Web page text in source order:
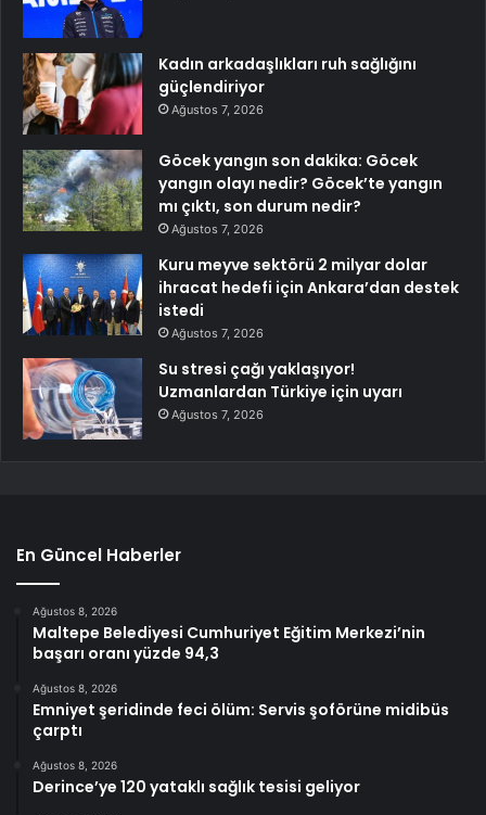
Kadın arkadaşlıkları ruh sağlığını
güçlendiriyor
Ağustos 7, 2026
Göcek yangın son dakika: Göcek
yangın olayı nedir? Göcek’te yangın
mı çıktı, son durum nedir?
Ağustos 7, 2026
Kuru meyve sektörü 2 milyar dolar
ihracat hedefi için Ankara’dan destek
istedi
Ağustos 7, 2026
Su stresi çağı yaklaşıyor!
Uzmanlardan Türkiye için uyarı
Ağustos 7, 2026
En Güncel Haberler
Ağustos 8, 2026
Maltepe Belediyesi Cumhuriyet Eğitim Merkezi’nin
başarı oranı yüzde 94,3
Ağustos 8, 2026
Emniyet şeridinde feci ölüm: Servis şoförüne midibüs
çarptı
Ağustos 8, 2026
Derince’ye 120 yataklı sağlık tesisi geliyor